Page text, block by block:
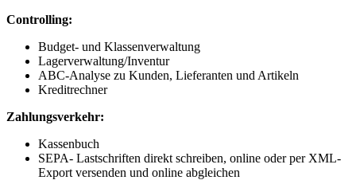
Controlling:
Budget- und Klassenverwaltung
Lagerverwaltung/Inventur
ABC-Analyse zu Kunden, Lieferanten und Artikeln
Kreditrechner
Zahlungsverkehr:
Kassenbuch
SEPA- Lastschriften direkt schreiben, online oder per XML-
Export versenden und online abgleichen